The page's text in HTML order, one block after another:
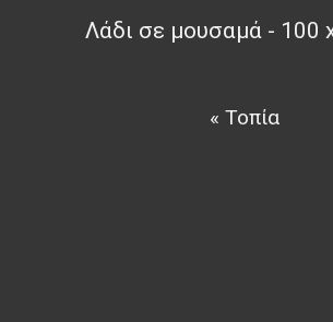
Λάδι σε μουσαμά - 100
« Τοπία